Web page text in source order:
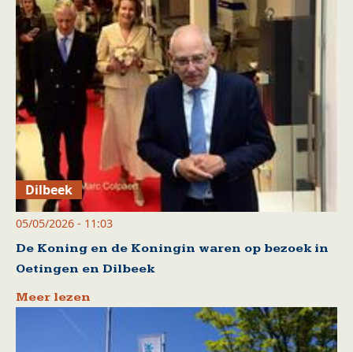
Dilbeek
05/05/2026 - 11:03
De Koning en de Koningin waren op bezoek in
Oetingen en Dilbeek
Meer lezen